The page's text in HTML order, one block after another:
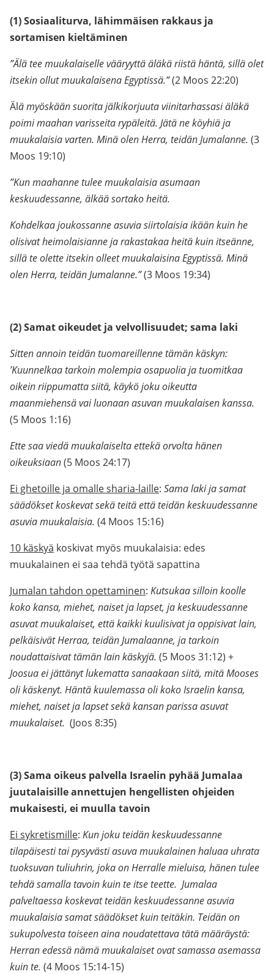
(1) Sosiaaliturva, lähimmäisen rakkaus ja
sortamisen kieltäminen
”Älä tee muukalaiselle vääryyttä äläkä riistä häntä, sillä olet
itsekin ollut muukalaisena Egyptissä.”(2 Moos 22:20)
Älä myöskään suorita jälkikorjuuta viinitarhassasi äläkä
poimi maahan varisseita rypäleitä. Jätä ne köyhiä ja
muukalaisia varten. Minä olen Herra, teidän Jumalanne. (3
Moos 19:10)
”Kun maahanne tulee muukalaisia asumaan
keskuudessanne, älkää sortako heitä.
Kohdelkaa joukossanne asuvia siirtolaisia ikään kuin he
olisivat heimolaisianne ja rakastakaa heitä kuin itseänne,
sillä te olette itsekin olleet muukalaisina Egyptissä. Minä
olen Herra, teidän Jumalanne.”(3 Moos 19:34)
(2) Samat oikeudet ja velvollisuudet; sama laki
Sitten annoin teidän tuomareillenne tämän käskyn:
’Kuunnelkaa tarkoin molempia osapuolia ja tuomitkaa
oikein riippumatta siitä, käykö joku oikeutta
maanmiehensä vai luonaan asuvan muukalaisen kanssa.
(5 Moos 1:16)
Ette saa viedä muukalaiselta ettekä orvolta hänen
oikeuksiaan(5 Moos 24:17)
Ei ghetoille ja omalle sharia-laille: Sama laki ja samat
säädökset koskevat sekä teitä että teidän keskuudessanne
asuvia muukalaisia. (4 Moos 15:16)
10 käskyä koskivat myös muukalaisia: edes
muukalainen ei saa tehdä työtä sapattina
Jumalan tahdon opettaminen: Kutsukaa silloin koolle
koko kansa, miehet, naiset ja lapset, ja keskuudessanne
asuvat muukalaiset, että kaikki kuulisivat ja oppisivat lain,
pelkäisivät Herraa, teidän Jumalaanne, ja tarkoin
noudattaisivat tämän lain käskyjä. (5 Moos 31:12) +
Joosua ei jättänyt lukematta sanaakaan siitä, mitä Mooses
oli käskenyt. Häntä kuulemassa oli koko Israelin kansa,
miehet, naiset ja lapset sekä kansan parissa asuvat
muukalaiset. (Joos 8:35)
(3) Sama oikeus palvella Israelin pyhää Jumalaa
juutalaisille annettujen hengellisten ohjeiden
mukaisesti, ei muulla tavoin
Ei sykretismille: Kun joku teidän keskuudessanne
tilapäisesti tai pysyvästi asuva muukalainen haluaa uhrata
tuoksuvan tuliuhrin, joka on Herralle mieluisa, hänen tulee
tehdä samalla tavoin kuin te itse teette. Jumalaa
palveltaessa koskevat teidän keskuudessanne asuvia
muukalaisia samat säädökset kuin teitäkin. Teidän on
sukupolvesta toiseen aina noudatettava tätä määräystä:
Herran edessä nämä muukalaiset ovat samassa asemassa
kuin te. (4 Moos 15:14-15)